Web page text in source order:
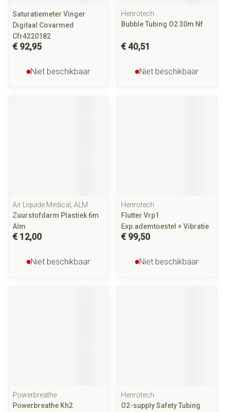
Saturatiemeter Vinger
Digitaal Covarmed
Cfr4220182
€ 92,95
Niet beschikbaar
Henrotech
Bubble Tubing O2 30m Nf
€ 40,51
Niet beschikbaar
Air Liquide Medical, ALM
Zuurstofdarm Plastiek 6m
Alm
€ 12,00
Niet beschikbaar
Henrotech
Flutter Vrp1
Exp.ademtoestel + Vibratie
€ 99,50
Niet beschikbaar
Powerbreathe
Powerbreathe Kh2
Henrotech
O2-supply Safety Tubing